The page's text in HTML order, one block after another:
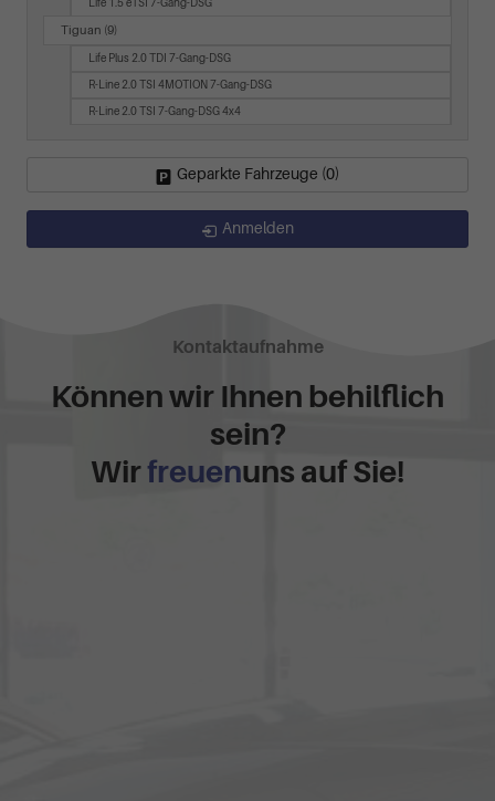
Tiguan (9)
Life Plus 2.0 TDI 7-Gang-DSG
R-Line 2.0 TSI 4MOTION 7-Gang-DSG
R-Line 2.0 TSI 7-Gang-DSG 4x4
Geparkte Fahrzeuge (0)
Anmelden
Kontaktaufnahme
Können wir Ihnen behilflich
sein?
Wirfreuenuns auf Sie!